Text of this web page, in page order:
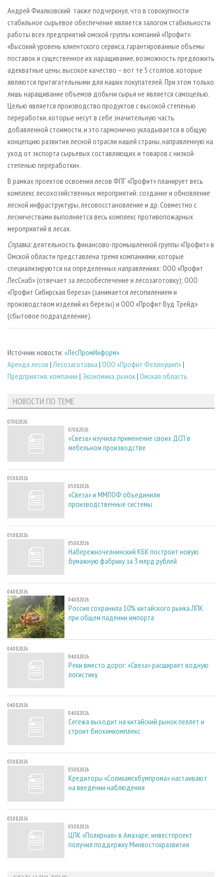
Андрей Фиалковский также подчеркнул, что в совокупности
стабильное сырьевое обеспечение является залогом стабильности
работы всех предприятий омской группы компаний «Профит»:
«Высокий уровень клиентского сервиса, гарантированные объемы
поставок и существенное их наращивание, возможность предложить
адекватные цены, высокое качество – вот те 5 столпов, которые
являются притягательными для наших покупателей. При этом только
лишь наращивание объемов добычи сырья не является самоцелью.
Целью является производство продуктов с высокой степенью
переработки, которые несут в себе значительную часть
добавленной стоимости, и это гармонично укладывается в общую
концепцию развития лесной отрасли нашей страны, направленную на
уход от экспорта сырьевых составляющих и товаров с низкой
степенью переработки».
В рамках проектов освоения лесов ФПГ «Профит» планирует весь
комплекс лесохозяйственных мероприятий: создание и обновление
лесной инфраструктуры, лесовосстановление и др. Совместно с
лесничествами выполняется весь комплекс противопожарных
мероприятий в лесах.
Справка:деятельность финансово-промышленной группы «Профит» в
Омской области представлена тремя компаниями, которые
специализируются на определенных направлениях: ООО «Профит
ЛесСнаб» (отвечает за лесообеспечение и лесозаготовку); ООО
«Профит Сибирская береза» (занимается лесопилением и
производством изделий из березы) и ООО «Профит Вуд Трейд»
(сбытовое подразделение).
Источник новости: «ЛесПромИнформ»
Аренда лесов |Лесозаготовка | ООО «Профит Феллоушип»|
Предприятия, компании | Экономика, рынок| Омская область
НОВОСТИ ПО ТЕМЕ
07.08.2026
07.08.2026
«Свеза» изучила применение своих ДСП в
мебельном производстве
05.08.2026
05.08.2026
«Свеза» и ММПОФ объединили
производственные системы
05.08.2026
05.08.2026
Набережночелнинский КБК построит новую
бумажную фабрику за 3 млрд рублей
04.08.2026
04.08.2026
Россия сохранила 10% китайского рынка ЛПК
при общем падении импорта
04.08.2026
04.08.2026
Реки вместо дорог: «Свеза» расширяет водную
логистику
04.08.2026
04.08.2026
Сегежа выходит на китайский рынок пеллет и
строит биохимкомплекс
03.08.2026
03.08.2026
Кредиторы «Соликамскбумпрома» настаивают
на введении наблюдения
03.08.2026
03.08.2026
ЦПК «Полярная» в Амазаре: инвестпроект
получил поддержку Минвостокразвития